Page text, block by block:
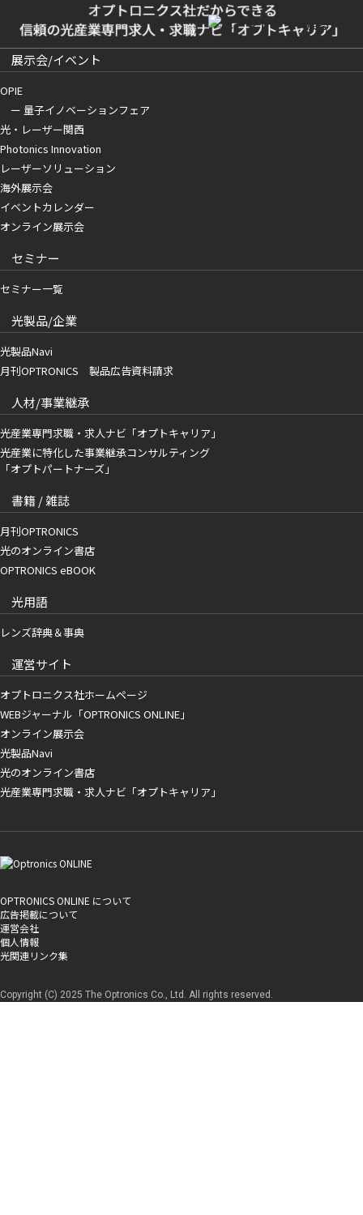
展示会/イベント
OPIE
ー 量子イノベーションフェア
光・レーザー関西
Photonics Innovation
レーザーソリューション
海外展示会
イベントカレンダー
オンライン展示会
セミナー
セミナー一覧
光製品/企業
光製品Navi
月刊OPTRONICS 製品広告資料請求
人材/事業継承
光産業専門求職・求人ナビ「オプトキャリア」
光産業に特化した事業継承コンサルティング
「オプトパートナーズ」
書籍 / 雑誌
月刊OPTRONICS
光のオンライン書店
OPTRONICS eBOOK
光用語
レンズ辞典＆事典
運営サイト
オプトロニクス社ホームページ
WEBジャーナル「OPTRONICS ONLINE」
オンライン展示会
光製品Navi
光のオンライン書店
光産業専門求職・求人ナビ「オプトキャリア」
OPTRONICS ONLINE について
広告掲載について
運営会社
個人情報
光関連リンク集
Copyright (C) 2025 The Optronics Co., Ltd. All rights reserved.